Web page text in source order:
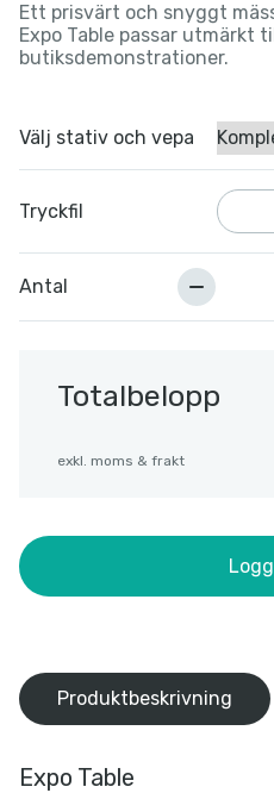
Ett prisvärt och snyggt
Expo Table passar utmärkt
butiksdemonstrationer.
Välj stativ och vepa
Tryckfil
Antal
Totalbelopp
exkl. moms & frakt
Produktbeskrivning
Expo Table